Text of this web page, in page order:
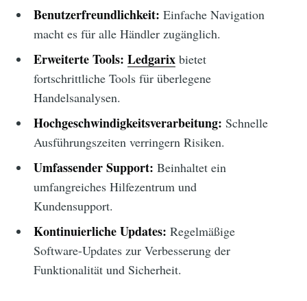
Benutzerfreundlichkeit: Einfache Navigation
macht es für alle Händler zugänglich.
Erweiterte Tools: Ledgarixbietet
fortschrittliche Tools für überlegene
Handelsanalysen.
Hochgeschwindigkeitsverarbeitung: Schnelle
Ausführungszeiten verringern Risiken.
Umfassender Support: Beinhaltet ein
umfangreiches Hilfezentrum und
Kundensupport.
Kontinuierliche Updates: Regelmäßige
Software-Updates zur Verbesserung der
Funktionalität und Sicherheit.